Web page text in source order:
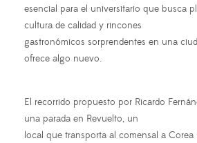
esencial para el universitario que busca
cultura de calidad y rincones
gastronómicos sorprendentes en una
ofrece algo nuevo.
El recorrido propuesto por Ricardo
una parada en Revuelto, un
local que transporta al comensal a Corea